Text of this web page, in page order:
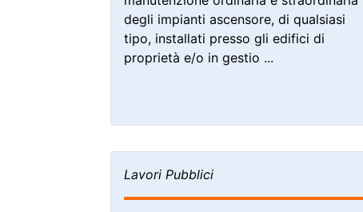
degli impianti ascensore, di qualsiasi
tipo, installati presso gli edifici di
proprietà e/o in gestio ...
Lavori Pubblici